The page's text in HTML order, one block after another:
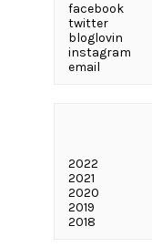
facebook
twitter
bloglovin
instagram
email
2022
2021
2020
2019
2018